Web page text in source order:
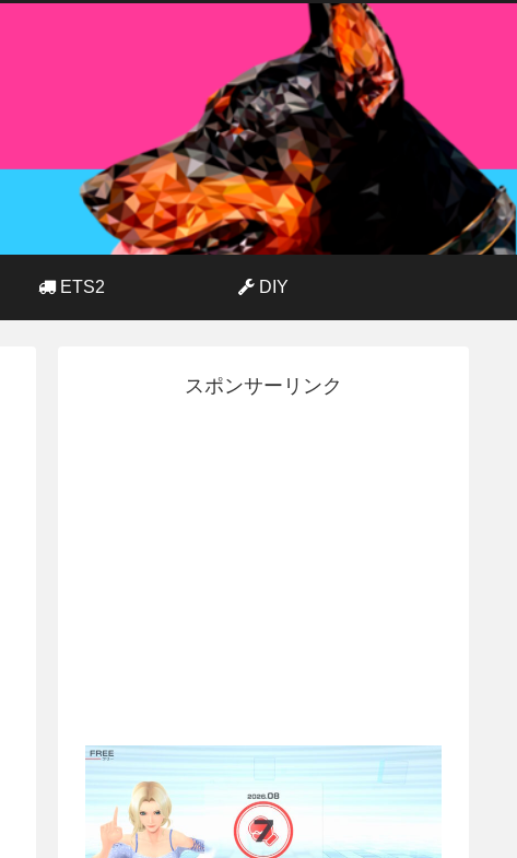
ETS2 DIY
スポンサーリンク